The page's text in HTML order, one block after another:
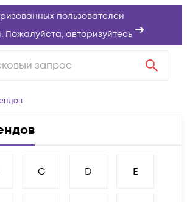
пользователей
Пожалуйста, авторизуйтесь
C D E